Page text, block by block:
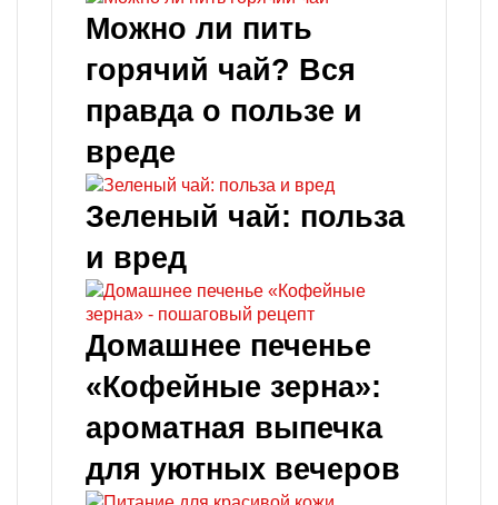
Можно ли пить
горячий чай? Вся
правда о пользе и
вреде
Зеленый чай: польза
и вред
Домашнее печенье
«Кофейные зерна»:
ароматная выпечка
для уютных вечеров